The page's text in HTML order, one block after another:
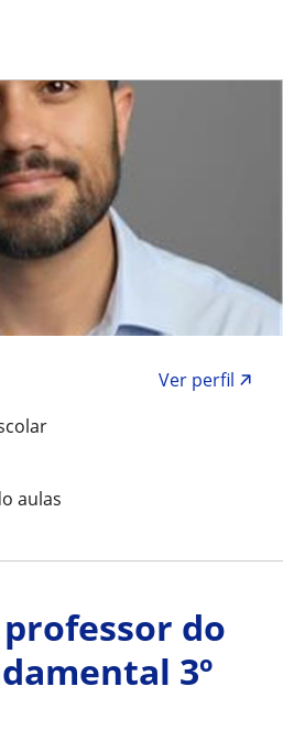
Ver perfil
aulas
do
3º